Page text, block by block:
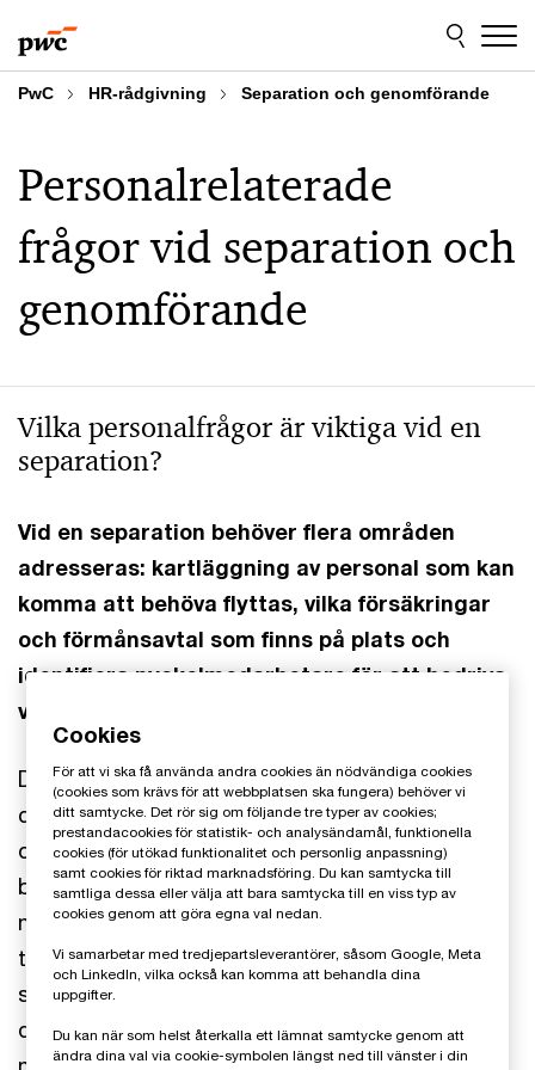
to
content
to
footer
PwC HR-rådgivning Separation och genomförande
Personalrelaterade
frågor vid separation och
genomförande
Vilka personalfrågor är viktiga vid en
separation?
Vid en separation behöver flera områden
adresseras: kartläggning av personal som kan
komma att behöva flyttas, vilka försäkringar
och förmånsavtal som finns på plats och
identifiera nyckelmedarbetare för att bedriva
verksamheten.
Du behöver också kartlägga om det finns några
change of control-klausuler i anställningsavtalen
och särskilda villkor i personalförsäkringar som
behöver hanteras. Dessa behöver ses över för att
minska risken för avtal där säljaren åtar sig att
tillhandahålla tjänster efter det att affären är
stängd och ägarbytet skett. I det här skedet är
det viktigt att säkerställa att ingenting faller
Cookies
För att vi ska få använda andra cookies än nödvändiga cookies
(cookies som krävs för att webbplatsen ska fungera) behöver vi
ditt samtycke. Det rör sig om följande tre typer av cookies;
prestandacookies för statistik- och analysändamål, funktionella
cookies (för utökad funktionalitet och personlig anpassning)
samt cookies för riktad marknadsföring. Du kan samtycka till
samtliga dessa eller välja att bara samtycka till en viss typ av
cookies genom att göra egna val nedan.
Vi samarbetar med tredjepartsleverantörer, såsom Google, Meta
och LinkedIn, vilka också kan komma att behandla dina
uppgifter.
Du kan när som helst återkalla ett lämnat samtycke genom att
ändra dina val via cookie-symbolen längst ned till vänster i din